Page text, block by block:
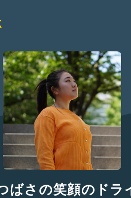
ばさの笑顔のドラ